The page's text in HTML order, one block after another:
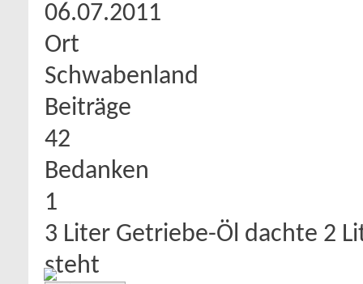
06.07.2011
Ort
Schwabenland
Beiträge
42
Bedanken
1
3 Liter Getriebe-Öl dachte 2
steht